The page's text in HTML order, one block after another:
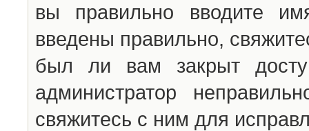
вы правильно вводите
введены правильно,
был ли вам закрыт
администратор
свяжитесь с ним для